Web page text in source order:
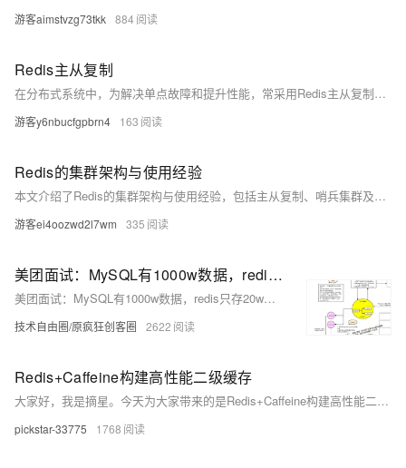
游客aimstvzg73tkk 884
Redis主从复制
在分布式系统中，为解决单点故障和提升性能，常采用Redis主从复制架构。通过将数据复制到多个从节点，实现读写分离、负载均衡及高可用性，同时支持多种拓扑结构以适应不同场景需求。
游客y6nbucfgpbrn4 163
Redis的集群架构与使用经验
本文介绍了Redis的集群架构与使用经验，包括主从复制、哨兵集群及Cluster分片集群的应用场景与实现原理。内容涵盖Redis主从同步机制、数据分片存储方式、事务支持及与Memcached的区别，并讨论了Redis内存用尽时的处理策略。适用于了解Redis高可用与性能优化方案。
游客ei4oozwd2l7wm 335
美团面试：MySQL有1000w数据，redis只存20w的数据，如何做 缓存 设计？
美团面试：MySQL有1000w数据，redis只存20w的数据，如何做 缓存 设计？
技术自由圈/原疯狂创客圈 2622
Redis+Caffeine构建高性能二级缓存
大家好，我是摘星。今天为大家带来的是Redis+Caffeine构建高性能二级缓存，废话不多说直接开始~
pickstar-33775 1768